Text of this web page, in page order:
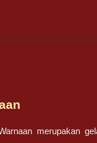
merupakan